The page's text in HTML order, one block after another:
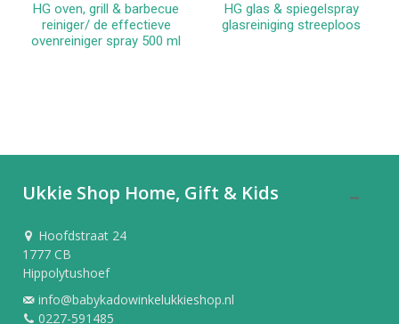
HG oven, grill & barbecue
reiniger/ de effectieve
ovenreiniger spray 500 ml
HG glas & spiegelspray
glasreiniging streeploos
Ukkie Shop Home, Gift & Kids
Hoofdstraat 24
1777 CB
Hippolytushoef
info@babykadowinkelukkieshop.nl
0227-591485